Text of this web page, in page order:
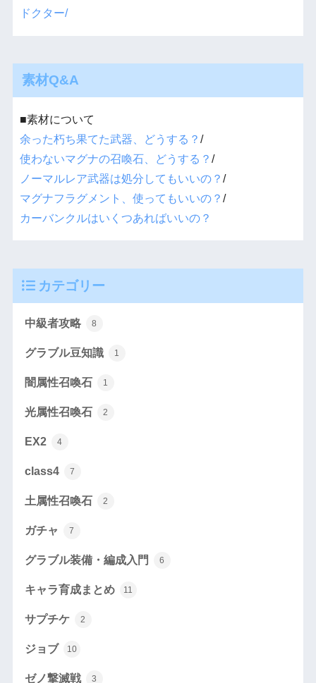
ドクター/
素材Q&A
■素材について
余った朽ち果てた武器、どうする？ /
使わないマグナの召喚石、どうする？ /
ノーマルレア武器は処分してもいいの？ /
マグナフラグメント、使ってもいいの？ /
カーバンクルはいくつあればいいの？
カテゴリー
中級者攻略 8
グラブル豆知識 1
闇属性召喚石 1
光属性召喚石 2
EX2 4
class4 7
土属性召喚石 2
ガチャ 7
グラブル装備・編成入門 6
キャラ育成まとめ 11
サプチケ 2
ジョブ 10
ゼノ撃滅戦 3